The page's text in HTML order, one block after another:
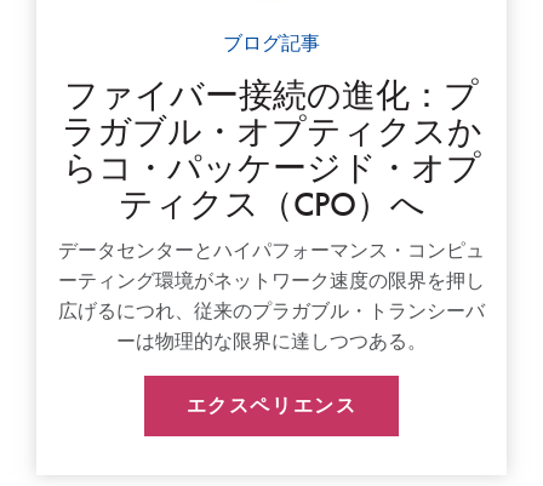
ブログ記事
ファイバー接続の進化：プ
ラガブル・オプティクスか
らコ・パッケージド・オプ
ティクス（CPO）へ
データセンターとハイパフォーマンス・コンピュ
ーティング環境がネットワーク速度の限界を押し
広げるにつれ、従来のプラガブル・トランシーバ
ーは物理的な限界に達しつつある。
エクスペリエンス